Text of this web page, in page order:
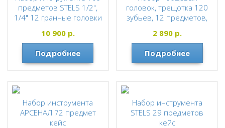
предметов STELS 1/2",
1/4" 12 гранные головки
STELS
10 900р.
Подробнее
головок, трещотка 120
зубьев, 12 предметов,
GROSS
2 890р.
Подробнее
Набор инструмента
АРСЕНАЛ 72 предмет
кейс
Набор инструмента
STELS 29 предметов
кейс